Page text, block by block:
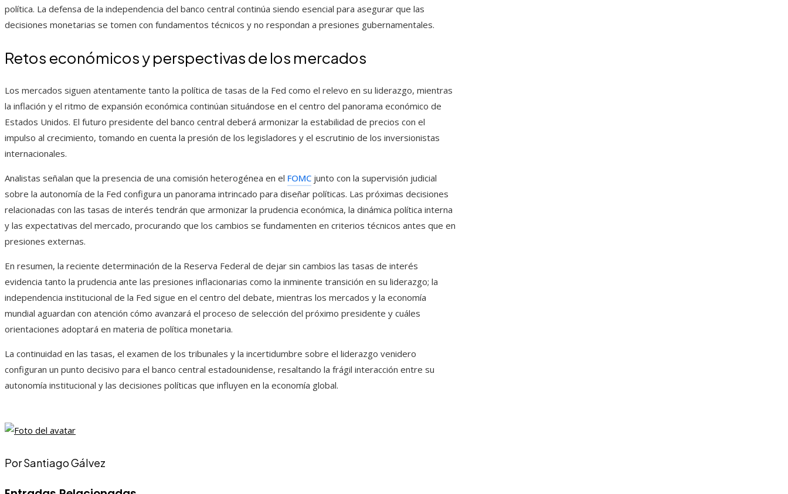
política. La defensa de la independencia del banco central continúa siendo esencial para asegurar que las
decisiones monetarias se tomen con fundamentos técnicos y no respondan a presiones gubernamentales.
Retos económicos y perspectivas de los mercados
Los mercados siguen atentamente tanto la política de tasas de la Fed como el relevo en su liderazgo, mientras
la inflación y el ritmo de expansión económica continúan situándose en el centro del panorama económico de
Estados Unidos. El futuro presidente del banco central deberá armonizar la estabilidad de precios con el
impulso al crecimiento, tomando en cuenta la presión de los legisladores y el escrutinio de los inversionistas
internacionales.
Analistas señalan que la presencia de una comisión heterogénea en el FOMC junto con la supervisión judicial
sobre la autonomía de la Fed configura un panorama intrincado para diseñar políticas. Las próximas decisiones
relacionadas con las tasas de interés tendrán que armonizar la prudencia económica, la dinámica política interna
y las expectativas del mercado, procurando que los cambios se fundamenten en criterios técnicos antes que en
presiones externas.
En resumen, la reciente determinación de la Reserva Federal de dejar sin cambios las tasas de interés
evidencia tanto la prudencia ante las presiones inflacionarias como la inminente transición en su liderazgo; la
independencia institucional de la Fed sigue en el centro del debate, mientras los mercados y la economía
mundial aguardan con atención cómo avanzará el proceso de selección del próximo presidente y cuáles
orientaciones adoptará en materia de política monetaria.
La continuidad en las tasas, el examen de los tribunales y la incertidumbre sobre el liderazgo venidero
configuran un punto decisivo para el banco central estadounidense, resaltando la frágil interacción entre su
autonomía institucional y las decisiones políticas que influyen en la economía global.
Por Santiago Gálvez